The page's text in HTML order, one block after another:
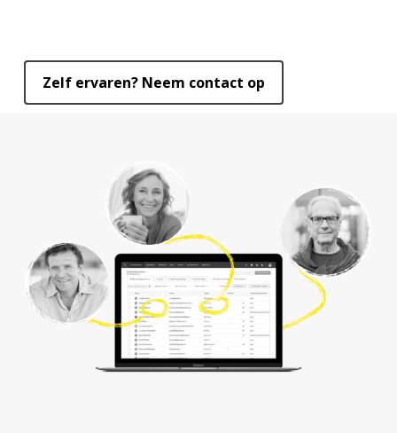
Zelf ervaren? Neem contact op